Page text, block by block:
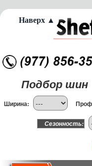
Подбор шин
Ширина:
Сезонность:
Наверх ▲